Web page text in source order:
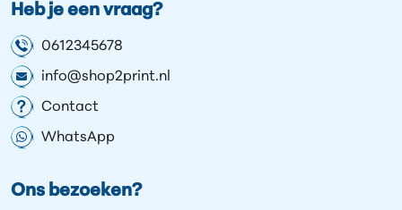
Heb je een vraag?
0612345678
info@shop2print.nl
Contact
WhatsApp
Ons bezoeken?